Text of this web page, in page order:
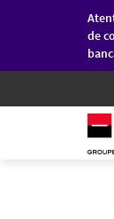
de